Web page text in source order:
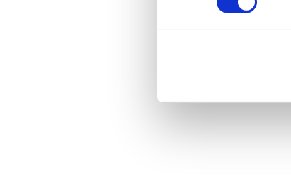
51149 Köln